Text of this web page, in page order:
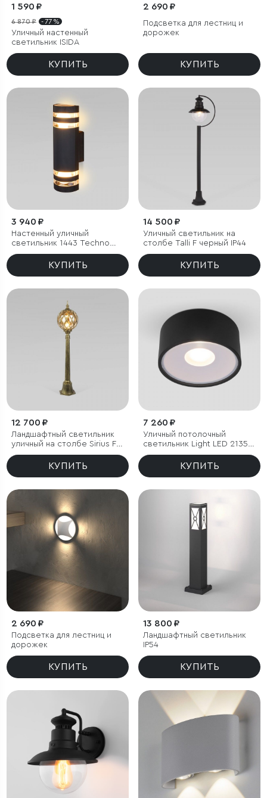
1 590 ₽
6 870 ₽ - 77 %
Уличный настенный
светильник ISIDA
КУПИТЬ
2 690 ₽
Подсветка для лестниц и
дорожек
КУПИТЬ
3 940 ₽
Настенный уличный
светильник 1443 Techno
черный IP54
КУПИТЬ
14 500 ₽
Уличный светильник на
столбе Talli F черный IP44
КУПИТЬ
12 700 ₽
Ландшафтный светильник
уличный на столбе Sirius F
черное золото IP44
КУПИТЬ
7 260 ₽
Уличный потолочный
светильник Light LED 2135
IP65
КУПИТЬ
2 690 ₽
Подсветка для лестниц и
дорожек
КУПИТЬ
13 800 ₽
Ландшафтный светильник
IP54
КУПИТЬ